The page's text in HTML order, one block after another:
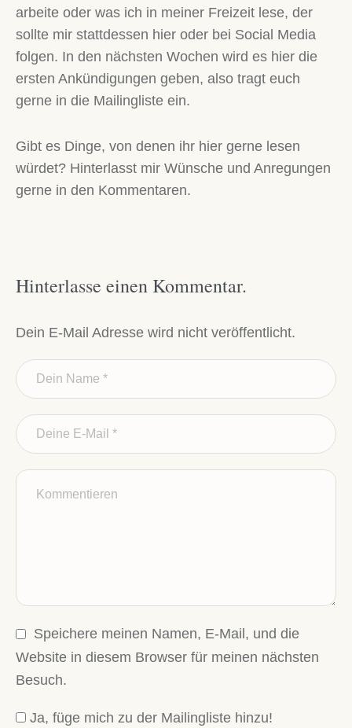
arbeite oder was ich in meiner Freizeit lese, der
sollte mir stattdessen hier oder bei Social Media
folgen. In den nächsten Wochen wird es hier die
ersten Ankündigungen geben, also tragt euch
gerne in die Mailingliste ein.
Gibt es Dinge, von denen ihr hier gerne lesen
würdet? Hinterlasst mir Wünsche und Anregungen
gerne in den Kommentaren.
Hinterlasse einen Kommentar.
Dein E-Mail Adresse wird nicht veröffentlicht.
Speichere meinen Namen, E-Mail, und die
Website in diesem Browser für meinen nächsten
Besuch.
Ja, füge mich zu der Mailingliste hinzu!